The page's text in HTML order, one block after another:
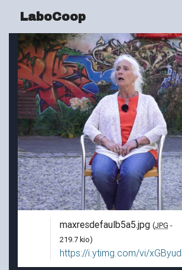
LaboCoop
maxresdefaulb5a5.jpg (JPG -
219.7 kio)
https://i.ytimg.com/vi/